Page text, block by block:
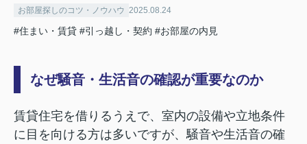
お部屋探しのコツ・ノウハウ 2025.08.24
#住まい・賃貸 #引っ越し・契約 #お部屋の内見
なぜ騒音・生活音の確認が重要なのか
賃貸住宅を借りるうえで、室内の設備や立地条件
に目を向ける方は多いですが、騒音や生活音の確